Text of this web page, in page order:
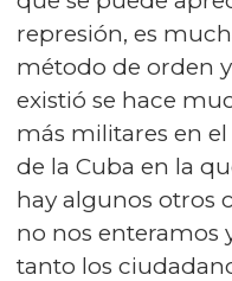
represión, es
método de orden
existió se hace
más militares en el
de la Cuba en la
hay algunos otros
no nos enteramos
tanto los